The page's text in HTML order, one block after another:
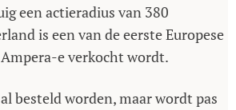
een actieradius van 380
is een van de eerste Europese
e verkocht wordt.
besteld worden, maar wordt pas